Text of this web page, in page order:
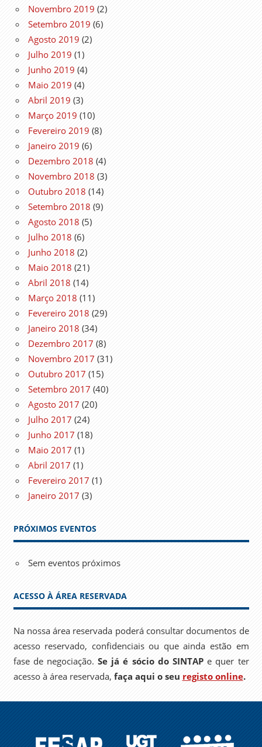
Novembro 2019 (2)
Setembro 2019 (6)
Agosto 2019 (2)
Julho 2019 (1)
Junho 2019 (4)
Maio 2019 (4)
Abril 2019 (3)
Março 2019 (10)
Fevereiro 2019 (8)
Janeiro 2019 (6)
Dezembro 2018 (4)
Novembro 2018 (3)
Outubro 2018 (14)
Setembro 2018 (9)
Agosto 2018 (5)
Julho 2018 (6)
Junho 2018 (2)
Maio 2018 (21)
Abril 2018 (14)
Março 2018 (11)
Fevereiro 2018 (29)
Janeiro 2018 (34)
Dezembro 2017 (8)
Novembro 2017 (31)
Outubro 2017 (15)
Setembro 2017 (40)
Agosto 2017 (20)
Julho 2017 (24)
Junho 2017 (18)
Maio 2017 (1)
Abril 2017 (1)
Fevereiro 2017 (1)
Janeiro 2017 (3)
PRÓXIMOS EVENTOS
Sem eventos próximos
ACESSO À ÁREA RESERVADA
Na nossa área reservada poderá consultar documentos de
acesso reservado, confidenciais ou que ainda estão em
fase de negociação.Se já é sócio do SINTAPe quer ter
acesso à área reservada, faça aqui o seu registo online.
FESAP UGT EPSU